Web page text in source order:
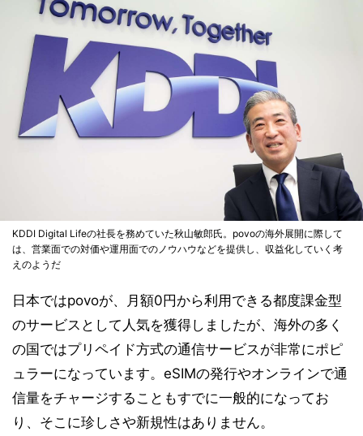
KDDI Digital Lifeの社長を務めていた秋山敏郎氏。povoの海外展開に際して
は、営業面での対価や運用面でのノウハウなどを提供し、収益化していく考
えのようだ
日本ではpovoが、月額0円から利用できる都度課金型
のサービスとして人気を獲得しましたが、海外の多く
の国ではプリペイド方式の通信サービスが非常にポピ
ュラーになっています。eSIMの発行やオンラインで通
信量をチャージすることもすでに一般的になってお
り、そこに珍しさや新規性はありません。